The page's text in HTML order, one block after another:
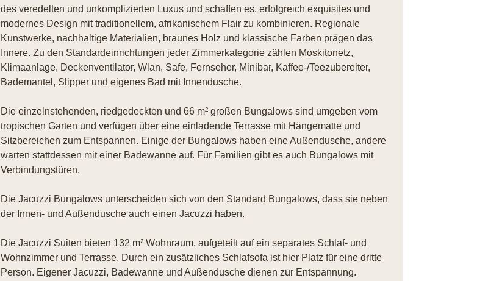
des veredelten und unkomplizierten Luxus und schaffen es, erfolgreich exquisites und
modernes Design mit traditionellem, afrikanischem Flair zu kombinieren. Regionale
Kunstwerke, nachhaltige Materialien, braunes Holz und klassische Farben prägen das
Innere. Zu den Standardeinrichtungen jeder Zimmerkategorie zählen Moskitonetz,
Klimaanlage, Deckenventilator, Wlan, Safe, Fernseher, Minibar, Kaffee-/Teezubereiter,
Bademantel, Slipper und eigenes Bad mit Innendusche.
Die einzelnstehenden, riedgedeckten und 66 m² großen Bungalows sind umgeben vom
tropischen Garten und verfügen über eine einladende Terrasse mit Hängematte und
Sitzbereichen zum Entspannen. Einige der Bungalows haben eine Außendusche, andere
warten stattdessen mit einer Badewanne auf. Für Familien gibt es auch Bungalows mit
Verbindungstüren.
Die Jacuzzi Bungalows unterscheiden sich von den Standard Bungalows, dass sie neben
der Innen- und Außendusche auch einen Jacuzzi haben.
Die Jacuzzi Suiten bieten 132 m² Wohnraum, aufgeteilt auf ein separates Schlaf- und
Wohnzimmer und Terrasse. Durch ein zusätzliches Schlafsofa ist hier Platz für eine dritte
Person. Eigener Jacuzzi, Badewanne und Außendusche dienen zur Entspannung.